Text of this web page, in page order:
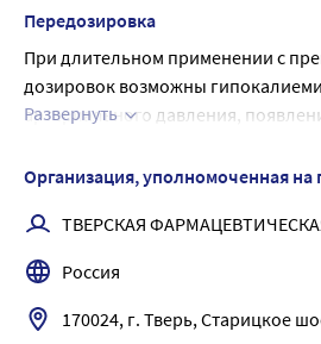
эпителия дыхательных путей и
аммиак обладает
приводит к возбуждению
нервов верхних дыхательных
Передозировка
При длительном применении с
дозировок возможны
артериального давления,
Лечение: симптоматическое.
Развернуть
Организация, уполномоченная на
ТВЕРСКАЯ
Россия
170024, г. Тверь, Старицкое